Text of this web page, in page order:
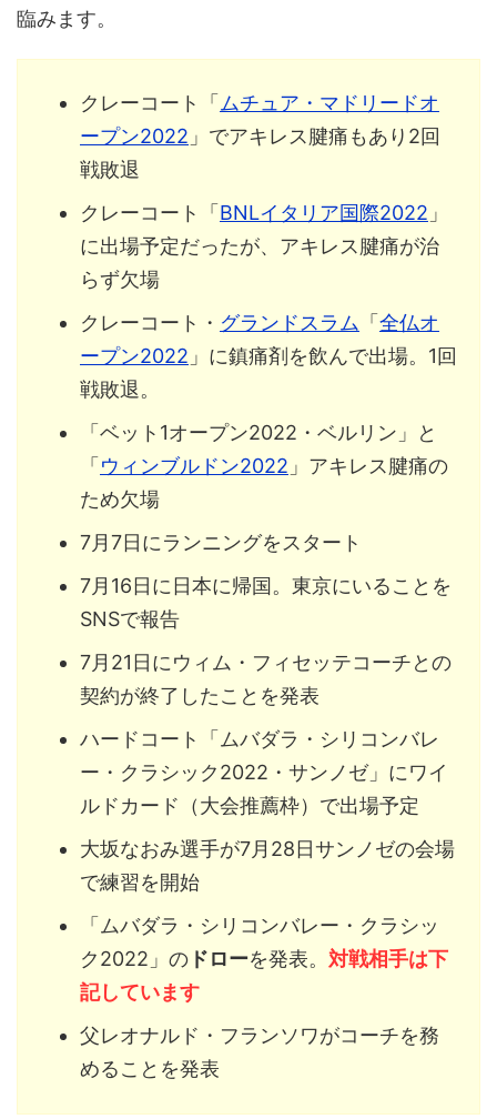
臨みます。
クレーコート「 ムチュア・マドリードオ
ープン2022 」でアキレス腱痛もあり2回
戦敗退
クレーコート「 BNLイタリア国際2022 」
に出場予定だったが、アキレス腱痛が治
らず欠場
クレーコート・ グランドスラム 「 全仏オ
ープン2022 」に鎮痛剤を飲んで出場。1回
戦敗退。
「ベット1オープン2022・ベルリン」と
「 ウィンブルドン2022 」アキレス腱痛の
ため欠場
7月7日にランニングをスタート
7月16日に日本に帰国。東京にいることを
SNSで報告
7月21日にウィム・フィセッテコーチとの
契約が終了したことを発表
ハードコート「ムバダラ・シリコンバレ
ー・クラシック2022・サンノゼ」にワイ
ルドカード（大会推薦枠）で出場予定
大坂なおみ選手が7月28日サンノゼの会場
で練習を開始
「ムバダラ・シリコンバレー・クラシッ
ク2022」の ドローを発表。 対戦相手は下
記しています
父レオナルド・フランソワがコーチを務
めることを発表